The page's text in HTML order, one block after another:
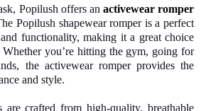
Popilush offers an activewear romper
Popilush shapewear romper is a perfect
functionality, making it a great choice
you’re hitting the gym, going for
the activewear romper provides the
and style.
are crafted from high-quality, breathable